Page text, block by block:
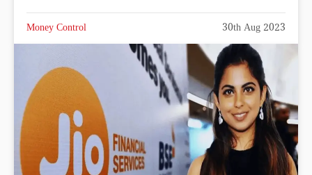
Money Control 30th Aug 2023